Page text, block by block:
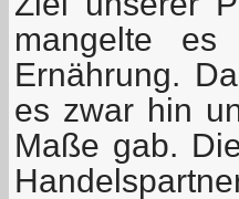
mangelte
Ernährung.
es zwar hin
Maße gab.